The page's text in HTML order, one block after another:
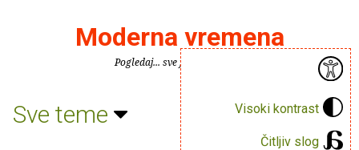
Visoki kontrast
Čitljiv slog
Moderna vremena
Pogledaj... sve je puno knjiga.
Sve teme